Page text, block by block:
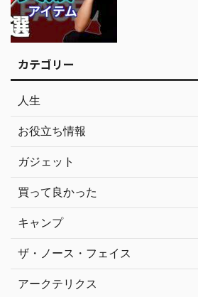
カテゴリー
人生
お役立ち情報
ガジェット
買って良かった
キャンプ
ザ・ノース・フェイス
アークテリクス